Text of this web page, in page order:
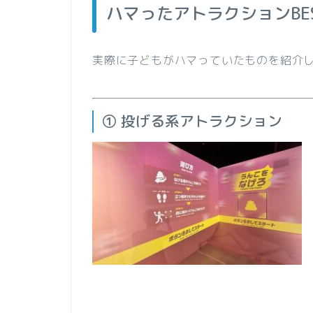
ハマったアトラクション
実際に子どもがハマっていたものを紹介し
① 投げる系アトラクション